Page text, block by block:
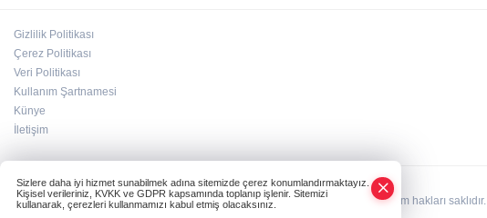
Gizlilik Politikası
Çerez Politikası
Veri Politikası
Kullanım Şartnamesi
Künye
İletişim
HABER YAZILIMIve TURKTICARET.NET projesidir Copyright© 2006-2026 Tüm hakları saklıdır.
Sizlere daha iyi hizmet sunabilmek adına sitemizde çerez konumlandırmaktayız.
Kişisel verileriniz, KVKK ve GDPR kapsamında toplanıp işlenir. Sitemizi
kullanarak, çerezleri kullanmamızı kabul etmiş olacaksınız.